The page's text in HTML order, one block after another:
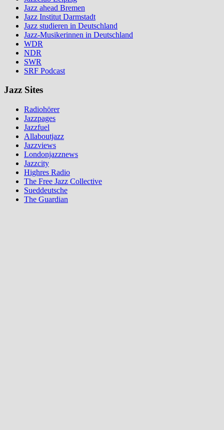
Jazz ahead Bremen
Jazz Institut Darmstadt
Jazz studieren in Deutschland
Jazz-Musikerinnen in Deutschland
WDR
NDR
SWR
SRF Podcast
Jazz Sites
Radiohörer
Jazzpages
Jazzfuel
Allaboutjazz
Jazzviews
Londonjazznews
Jazzcity
Highres Radio
The Free Jazz Collective
Sueddeutsche
The Guardian